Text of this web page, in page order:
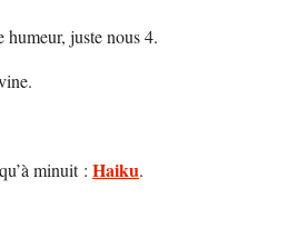
humeur, juste nous 4.
minuit : Haiku.